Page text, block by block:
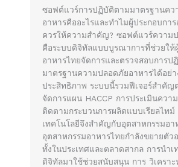
ซอฟต์แวร์การปฏิบัติตามมาตรฐานคว
อาหารคืออะไรและทำไมผู้ประกอบกา
ควรให้ความสำคัญ? ซอฟต์แวร์ความ
คือระบบดิจิทัลแบบบูรณาการที่ช่วยให้
อาหารไทยจัดการและตรวจสอบการป
มาตรฐานความปลอดภัยอาหารได้อย่า
ประสิทธิภาพ ระบบนี้รวมฟีเจอร์สำคัญ
จัดการแผน HACCP การประเมินควา
ติดตามกระบวนการผลิตแบบเรียลไทม์
เทคโนโลยีจึงสำคัญกับอุตสาหกรรมอา
อุตสาหกรรมอาหารไทยกำลังขยายตัว
ทั้งในประเทศและตลาดสากล การนำเ
ดิจิทัลมาใช้ช่วยสนับสนุน การ วิเคราะ